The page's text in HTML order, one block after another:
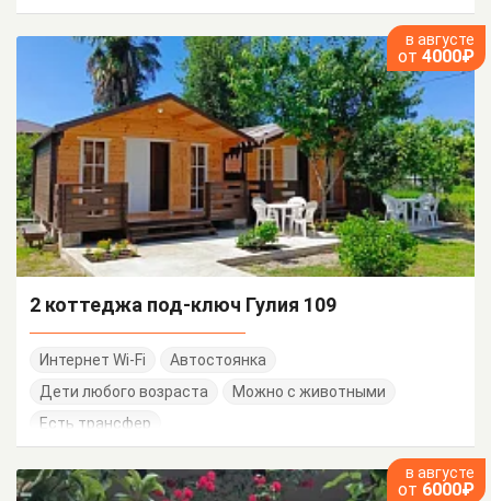
в августе
от 4000₽
2 коттеджа под-ключ Гулия 109
Интернет Wi-Fi
Автостоянка
Дети любого возраста
Можно с животными
Есть трансфер
в августе
от 6000₽